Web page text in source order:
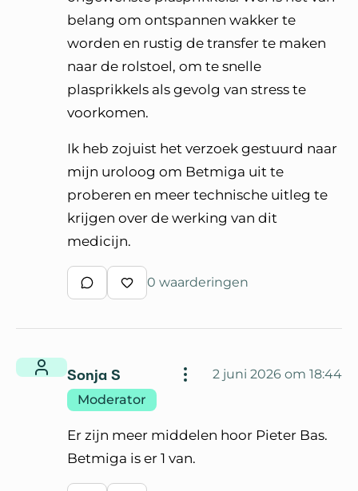
belang om ontspannen wakker te
worden en rustig de transfer te maken
naar de rolstoel, om te snelle
plasprikkels als gevolg van stress te
voorkomen.
Ik heb zojuist het verzoek gestuurd naar
mijn uroloog om Betmiga uit te
proberen en meer technische uitleg te
krijgen over de werking van dit
medicijn.
Schrijf een reactie
Waardeer reactie
0 waarderingen
Sonja S
2 juni 2026 om 18:44
Moderator
Er zijn meer middelen hoor Pieter Bas.
Betmiga is er 1 van.